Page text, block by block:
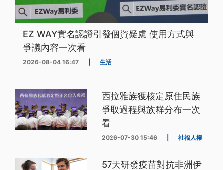
EZ WAY實名認證引發個資疑慮 使用方式與
爭議內容一次看
2026-08-04 16:47 生活
西拉雅族獲核定原住民族
爭取過程與族群分布一次
看
2026-07-30 15:46 社福人權
57天研發疫苗對抗非洲伊